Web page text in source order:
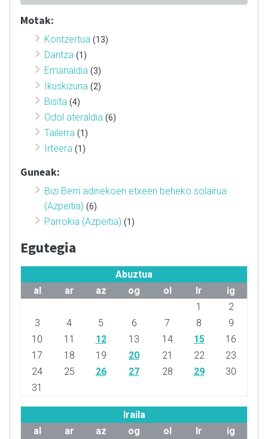
Motak:
Kontzertua (13)
Dantza (1)
Emanaldia (3)
Ikuskizuna (2)
Bisita (4)
Odol ateraldia (6)
Tailerra (1)
Irteera (1)
Guneak:
Bizi Berri adinekoen etxeen beheko solairua
(Azpeitia) (6)
Parrokia (Azpeitia) (1)
Egutegia
Abuztua
al
ar az og ol lr
ig
1
2
3
4 5 6 7 8
9
10
11 12 13 14 15
16
17
18 19 20 21 22
23
24
25 26 27 28 29
30
31
Iraila
al
ar az og ol lr
ig